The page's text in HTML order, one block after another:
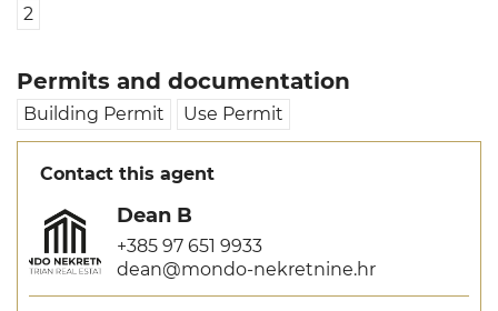
2
Permits and documentation
Building Permit Use Permit
Contact this agent
Dean B
+385 97 651 9933
dean@mondo-nekretnine.hr